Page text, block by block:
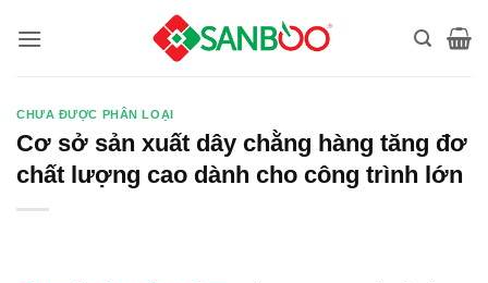
qua
CHƯA ĐƯỢC PHÂN LOẠI
Cơ sở sản xuất dây chằng hàng tăng đơ
chất lượng cao dành cho công trình lớn